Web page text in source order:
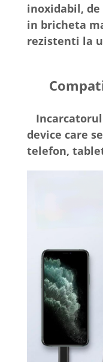
inoxidabil, de
in bricheta
rezistenti la
device care
telefon,